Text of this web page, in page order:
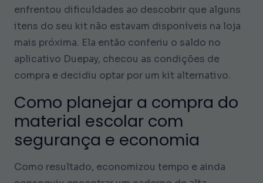
enfrentou dificuldades ao descobrir que alguns
itens do seu kit não estavam disponíveis na loja
mais próxima. Ela então conferiu o saldo no
aplicativo Duepay, checou as condições de
compra e decidiu optar por um kit alternativo.
Como planejar a compra do
material escolar com
segurança e economia
Como resultado, economizou tempo e ainda